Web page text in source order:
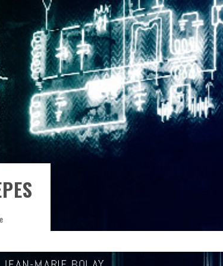
ASSASSIN'S CREED BLACK FLAG RESYNCED
« LE VENT DAND LES SAULES » - UNE BELLE HISTOIRE !
« DAMN THEM ALL » - UN DUO DE CHOC !
YOSHI AND THE MYSTERIOUS BOOK
« WOLF-MAN / INTEGRALE TOMES 1 ET 2 » - CRUELLE VENGEANCE !